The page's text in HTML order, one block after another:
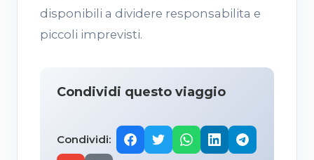
disponibili a dividere responsabilita e
piccoli imprevisti.
Condividi questo viaggio
Condividi: